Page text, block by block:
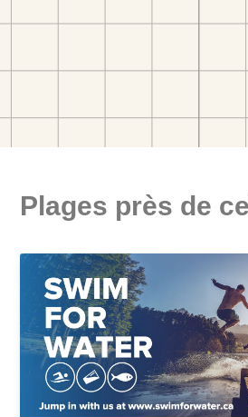
Plages près de